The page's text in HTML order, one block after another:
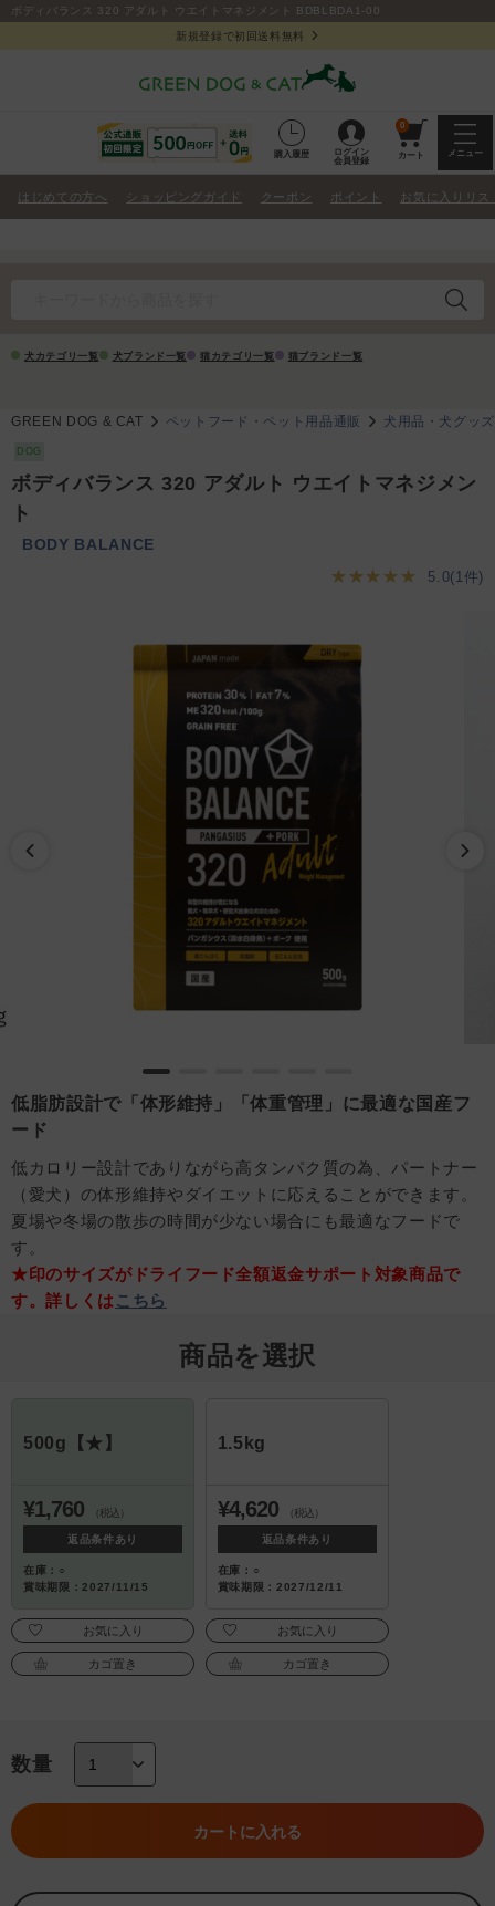
ボディバランス 320 アダルト ウエイトマネジメント BDBLBDA1-00
新規登録で初回送料無料
購入履歴
ログイン
会員登録
0
カート メニュー
はじめての方へ ショッピングガイド クーポン ポイント お気に入りリス
犬カテゴリ一覧 犬ブランド一覧 猫カテゴリ一覧 猫ブランド一覧
GREEN DOG & CAT ペットフード・ペット用品通販 犬用品・犬グッズ
DOG
ボディバランス 320 アダルト ウエイトマネジメン
ト
BODY BALANCE
★★★★★ 5.0(1件)
低脂肪設計で「体形維持」「体重管理」に最適な国産フ
ード
低カロリー設計でありながら高タンパク質の為、パートナー
（愛犬）の体形維持やダイエットに応えることができます。
夏場や冬場の散歩の時間が少ない場合にも最適なフードで
す。
★印のサイズがドライフード全額返金サポート対象商品で
す。詳しくは こちら
商品を選択
500g【★】
¥1,760 （税込）
返品条件あり
在庫：○
賞味期限：2027/11/15
お気に入り
カゴ置き
1.5kg
¥4,620 （税込）
返品条件あり
在庫：○
賞味期限：2027/12/11
お気に入り
カゴ置き
数量
カートに入れる